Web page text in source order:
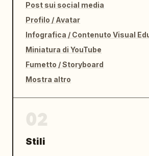
Post sui social media
Profilo / Avatar
Infografica / Contenuto Visual
Miniatura di YouTube
Fumetto / Storyboard
Mostra altro
Stili